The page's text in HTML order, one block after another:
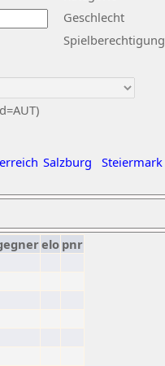
Geschlecht
Spielberechtigung
Salzburg Steiermark
elo pnr